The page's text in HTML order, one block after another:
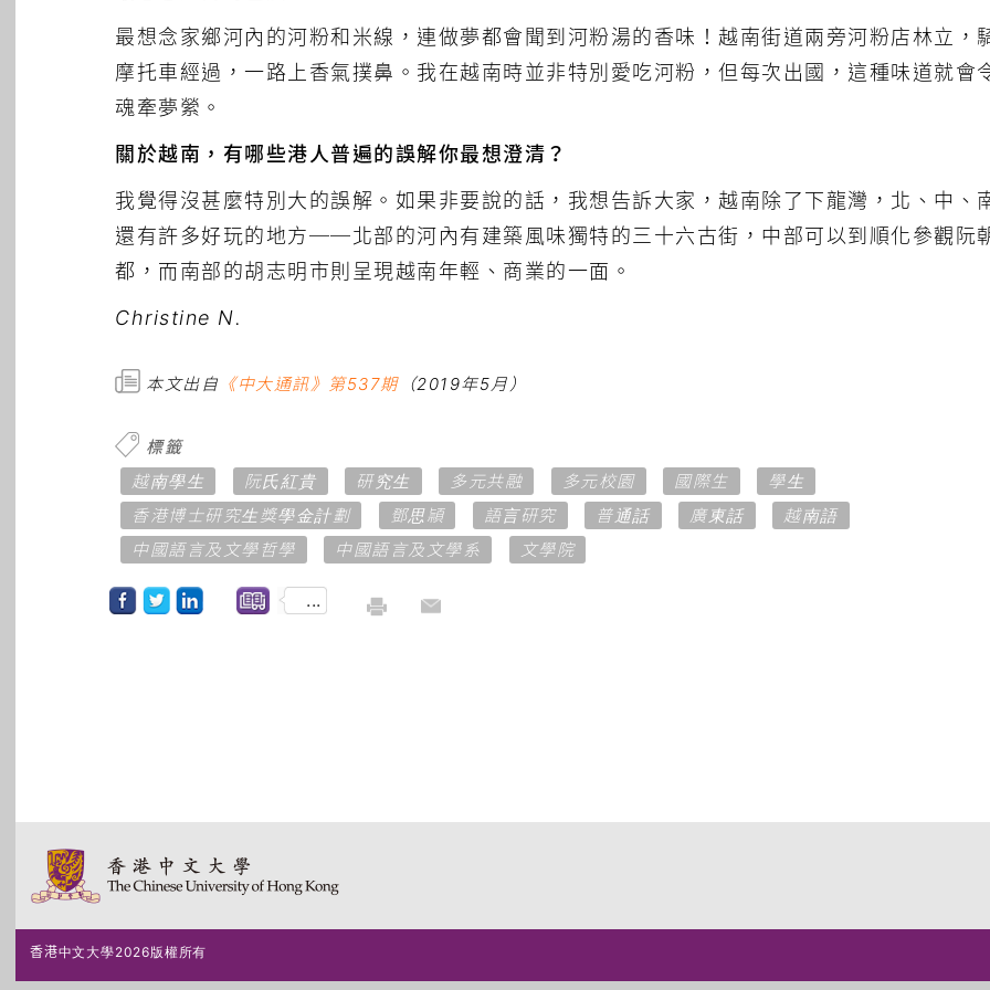
最想念家鄉河內的河粉和米線，連做夢都會聞到河粉湯的香味！越南街道兩旁河粉店林立，
摩托車經過，一路上香氣撲鼻。我在越南時並非特別愛吃河粉，但每次出國，這種味道就會
魂牽夢縈。
關於越南，有哪些港人普遍的誤解你最想澄清？
我覺得沒甚麼特別大的誤解。如果非要說的話，我想告訴大家，越南除了下龍灣，北、中、
還有許多好玩的地方──北部的河內有建築風味獨特的三十六古街，中部可以到順化參觀阮
都，而南部的胡志明市則呈現越南年輕、商業的一面。
Christine N.
本文出自 《中大通訊》第537期（2019年5月）
標籤
越南學生
阮氏紅貴 研究生 多元共融 多元校園 國際生
學生
香港博士研究生獎學金計劃
鄧思頴 語言研究 普通話 廣東話
越南語
中國語言及文學哲學
中國語言及文學系 文學院
...
香港中文大學2026版權所有